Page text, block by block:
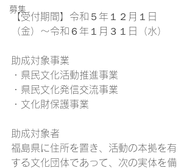
募集
【受付期間】令和５年１２月１日
（金）～令和６年１月３１日（水）
助成対象事業
・県民文化活動推進事業
・県民文化発信交流事業
・文化財保護事業
助成対象者
福島県に住所を置き、活動の本拠を有
する文化団体であって、次の実体を備